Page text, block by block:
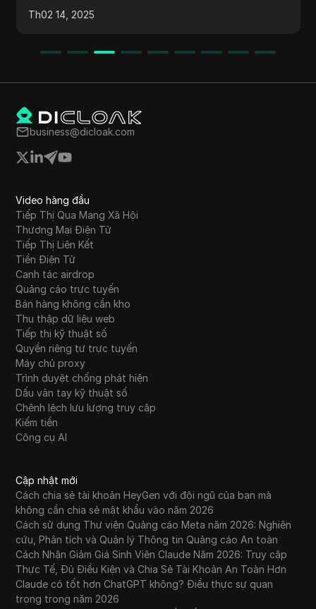
dịch. Tuy nhiên, các nhà đầu tư cần phải nhận
thức được những rủi ro đáng kể và sự biến
Th02 14, 2025
business@dicloak.com
Video hàng đầu
Tiếp Thị Qua Mạng Xã Hội
Thương Mại Điện Tử
Tiếp Thị Liên Kết
Tiền Điện Tử
Canh tác airdrop
Quảng cáo trực tuyến
Bán hàng không cần kho
Thu thập dữ liệu web
Tiếp thị kỹ thuật số
Quyền riêng tư trực tuyến
Máy chủ proxy
Trình duyệt chống phát hiện
Dấu vân tay kỹ thuật số
Chênh lệch lưu lượng truy cập
Kiếm tiền
Công cụ AI
Cập nhật mới
Cách chia sẻ tài khoản HeyGen với đội ngũ của bạn mà
không cần chia sẻ mật khẩu vào năm 2026
Cách sử dụng Thư viện Quảng cáo Meta năm 2026: Nghiên
cứu, Phân tích và Quản lý Thông tin Quảng cáo An toàn
Cách Nhận Giảm Giá Sinh Viên Claude Năm 2026: Truy cập
Thực Tế, Đủ Điều Kiện và Chia Sẻ Tài Khoản An Toàn Hơn
Claude có tốt hơn ChatGPT không? Điều thực sự quan
trọng trong năm 2026